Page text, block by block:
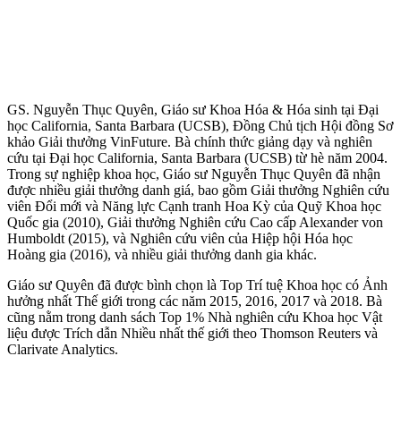
GS. Nguyễn Thục Quyên, Giáo sư Khoa Hóa & Hóa sinh tại Đại
học California, Santa Barbara (UCSB), Đồng Chủ tịch Hội đồng Sơ
khảo Giải thưởng VinFuture. Bà chính thức giảng dạy và nghiên
cứu tại Đại học California, Santa Barbara (UCSB) từ hè năm 2004.
Trong sự nghiệp khoa học, Giáo sư Nguyễn Thục Quyên đã nhận
được nhiều giải thưởng danh giá, bao gồm Giải thưởng Nghiên cứu
viên Đổi mới và Năng lực Cạnh tranh Hoa Kỳ của Quỹ Khoa học
Quốc gia (2010), Giải thưởng Nghiên cứu Cao cấp Alexander von
Humboldt (2015), và Nghiên cứu viên của Hiệp hội Hóa học
Hoàng gia (2016), và nhiều giải thưởng danh gia khác.
Giáo sư Quyên đã được bình chọn là Top Trí tuệ Khoa học có Ảnh
hưởng nhất Thế giới trong các năm 2015, 2016, 2017 và 2018. Bà
cũng nằm trong danh sách Top 1% Nhà nghiên cứu Khoa học Vật
liệu được Trích dẫn Nhiều nhất thế giới theo Thomson Reuters và
Clarivate Analytics.